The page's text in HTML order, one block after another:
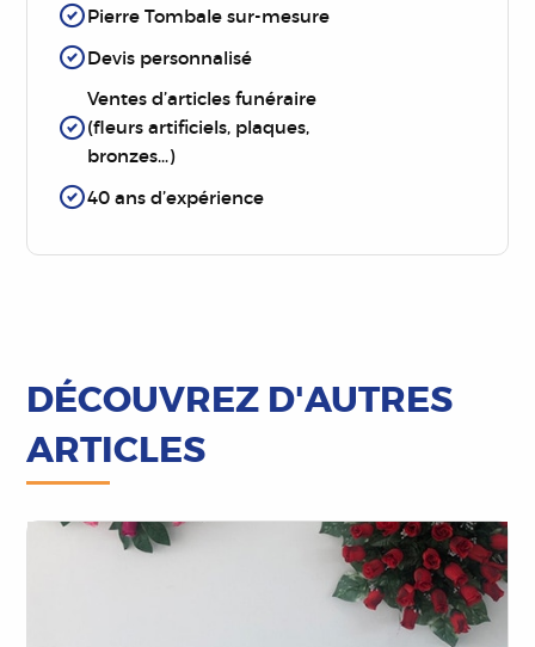
Pierre Tombale sur-mesure
Devis personnalisé
Ventes d’articles funéraire
(fleurs artificiels, plaques,
bronzes…)
40 ans d’expérience
DÉCOUVREZ D'AUTRES
ARTICLES